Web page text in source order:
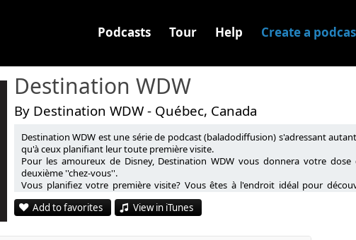
Podcasts Tour Help Create a
Destination WDW
By Destination WDW - Québec, Canada
Destination WDW est une série de podcast (baladodiffusion) s'adressant
qu'à ceux planifiant leur toute première visite.
Pour les amoureux de Disney, Destination WDW vous donnera votre
deuxième ''chez-vous''.
Vous planifiez votre première visite? Vous êtes à l'endroit idéal pour
voyage au WDW Resort soit un succès et tout savoir sur les attractions,
Add to favorites
View in iTunes
Send by email